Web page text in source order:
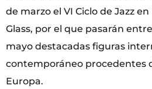
de marzo el VI Ciclo de Jazz
Glass, por el que pasarán
mayo destacadas figuras
contemporáneo procedentes
Europa.